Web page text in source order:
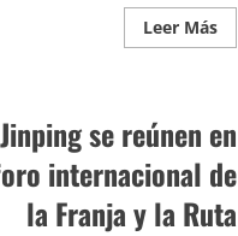
Leer Más
se reúnen en
internacional de
la Franja y la Ruta